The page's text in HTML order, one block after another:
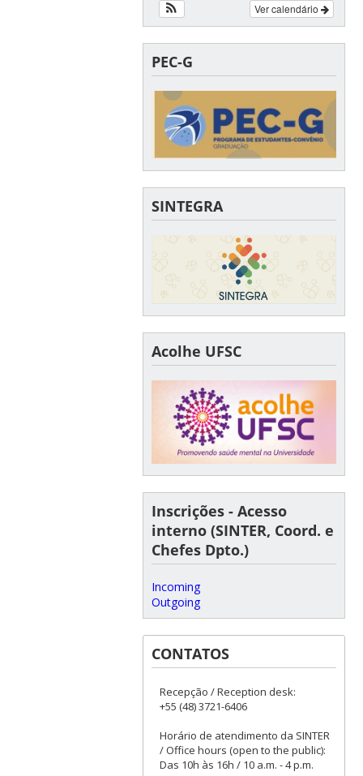
Ver calendário
PEC-G
SINTEGRA
Acolhe UFSC
Inscrições - Acesso
interno (SINTER, Coord. e
Chefes Dpto.)
Incoming
Outgoing
CONTATOS
Recepção / Reception desk:
+55 (48) 3721-6406
Horário de atendimento da SINTER
/ Office hours (open to the public):
Das 10h às 16h / 10 a.m. - 4 p.m.